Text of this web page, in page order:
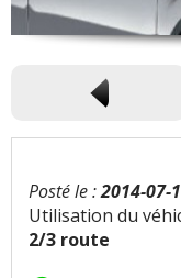
Posté le :2014-07-
Utilisation du
2/3 route